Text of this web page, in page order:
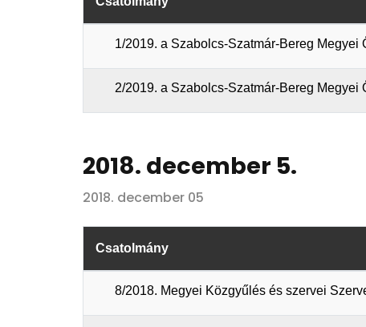
1/2019. a Szabolcs-Szatmár-Bereg
2/2019. a Szabolcs-Szatmár-Bereg
2018. december 5.
2018. december 05
Csatolmány
8/2018. Megyei Közgyűlés és szervei